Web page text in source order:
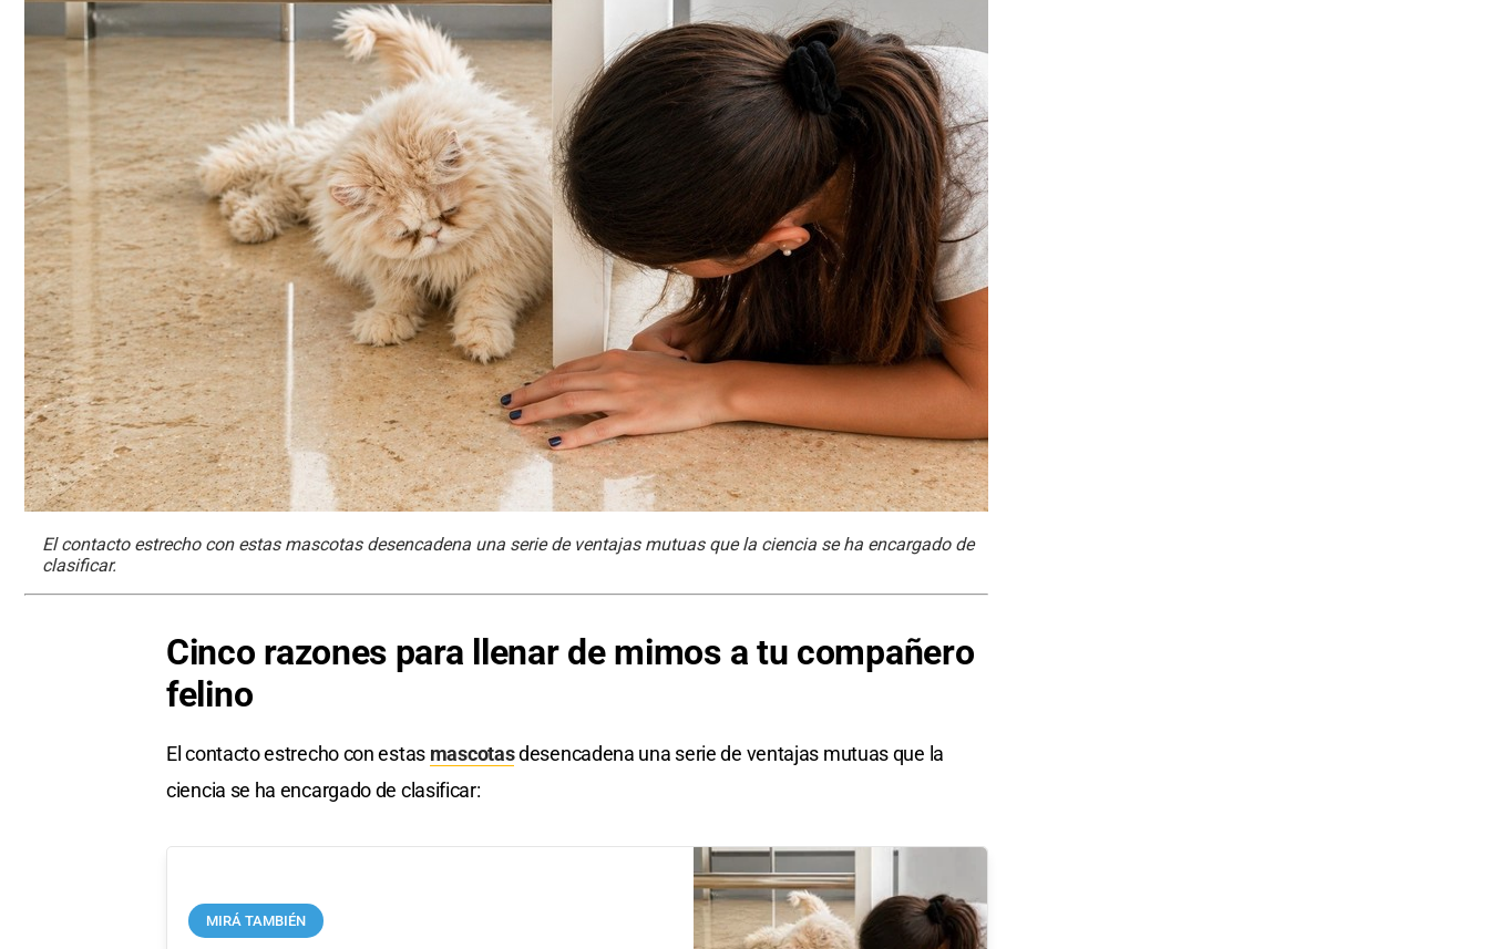
El contacto estrecho con estas mascotas desencadena una serie de ventajas mutuas que la ciencia se ha encargado de
clasificar.
Cinco razones para llenar de mimos a tu compañero
felino
El contacto estrecho con estas mascotasdesencadena una serie de ventajas mutuas que la
ciencia se ha encargado de clasificar:
MIRÁ TAMBIÉN